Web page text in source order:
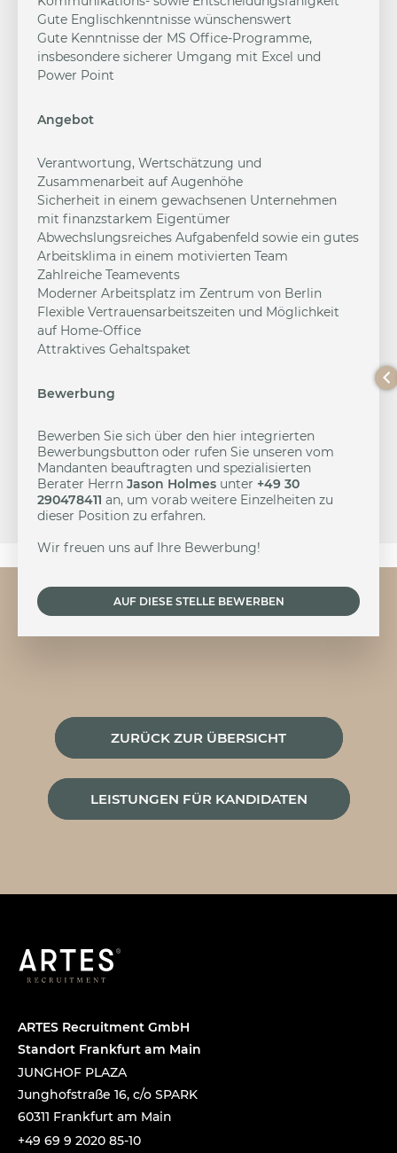
Gute Englischkenntnisse wünschenswert
Gute Kenntnisse der MS Office-Programme,
insbesondere sicherer Umgang mit Excel und
Power Point
Angebot
Verantwortung, Wertschätzung und
Zusammenarbeit auf Augenhöhe
Sicherheit in einem gewachsenen Unternehmen
mit finanzstarkem Eigentümer
Abwechslungsreiches Aufgabenfeld sowie ein gutes
Arbeitsklima in einem motivierten Team
Zahlreiche Teamevents
Moderner Arbeitsplatz im Zentrum von Berlin
Flexible Vertrauensarbeitszeiten und Möglichkeit
auf Home-Office
Attraktives Gehaltspaket
Bewerbung
Bewerben Sie sich über den hier integrierten
Bewerbungsbutton oder rufen Sie unseren vom
Mandanten beauftragten und spezialisierten
Berater Herrn Jason Holmes unter +49 30
290478411 an, um vorab weitere Einzelheiten zu
dieser Position zu erfahren.
Wir freuen uns auf Ihre Bewerbung!
AUF DIESE STELLE BEWERBEN
ZURÜCK ZUR ÜBERSICHT
LEISTUNGEN FÜR KANDIDATEN
ARTES Recruitment GmbH
Standort Frankfurt am Main
JUNGHOF PLAZA
Junghofstraße 16, c/o SPARK
60311 Frankfurt am Main
+49 69 9 2020 85-10